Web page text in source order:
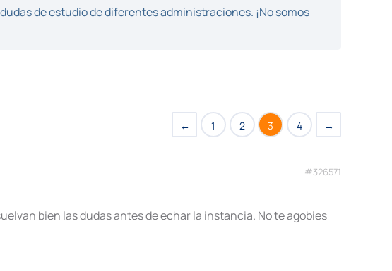
de estudio de diferentes administraciones. ¡No somos
← 1 2 3 4 →
#326571
bien las dudas antes de echar la instancia. No te agobies